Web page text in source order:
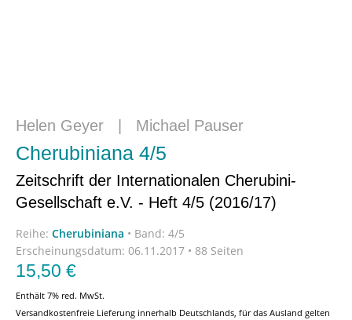
Helen Geyer Michael Pauser
Cherubiniana 4/5
Zeitschrift der Internationalen Cherubini-
Gesellschaft e.V. - Heft 4/5 (2016/17)
Reihe: Cherubiniana • Band: 4/5
Erscheinungsdatum: 06.11.2017 • 88 Seiten
15,50 €
Enthält 7% red. MwSt.
Versandkostenfreie Lieferung innerhalb Deutschlands, für das Ausland gelten